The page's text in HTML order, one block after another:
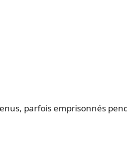
parfois emprisonnés